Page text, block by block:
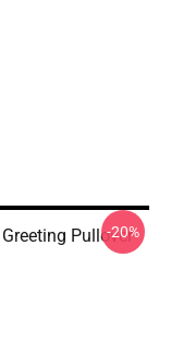
Pullover
-20%